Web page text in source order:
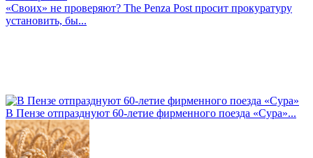
«Своих» не проверяют? The Penza Post просит прокуратуру
установить, бы...
В Пензе отпразднуют 60-летие фирменного поезда «Сура»...